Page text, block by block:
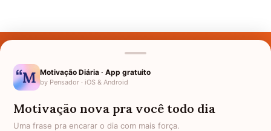
Nomes pelo Mundo
Motivação Diária · App gratuito
by Pensador · iOS & Android
Motivação nova pra você todo dia
Uma frase pra encarar o dia com mais força.